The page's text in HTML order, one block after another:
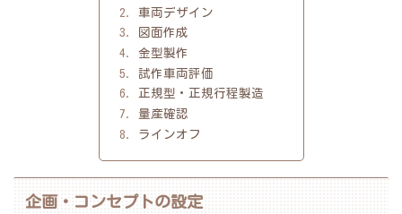
車両デザイン
図面作成
金型製作
試作車両評価
正規型・正規行程製造
量産確認
ラインオフ
企画・コンセプトの設定